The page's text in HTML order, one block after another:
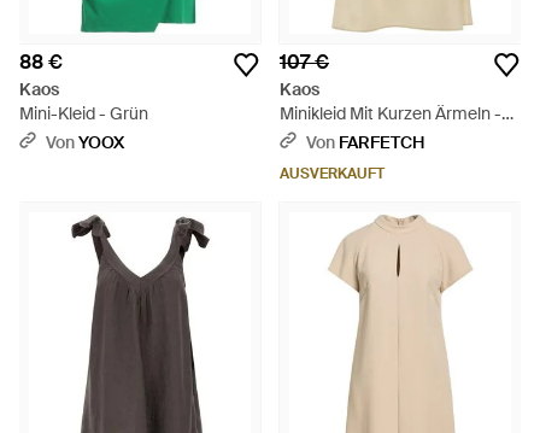
88 €
Kaos
Mini-Kleid - Grün
VonYOOX
107 €
Kaos
Minikleid Mit Kurzen Ärmeln -
Natur
Von FARFETCH
AUSVERKAUFT